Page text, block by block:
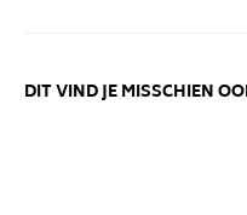
DIT VIND JE MISSCHIEN